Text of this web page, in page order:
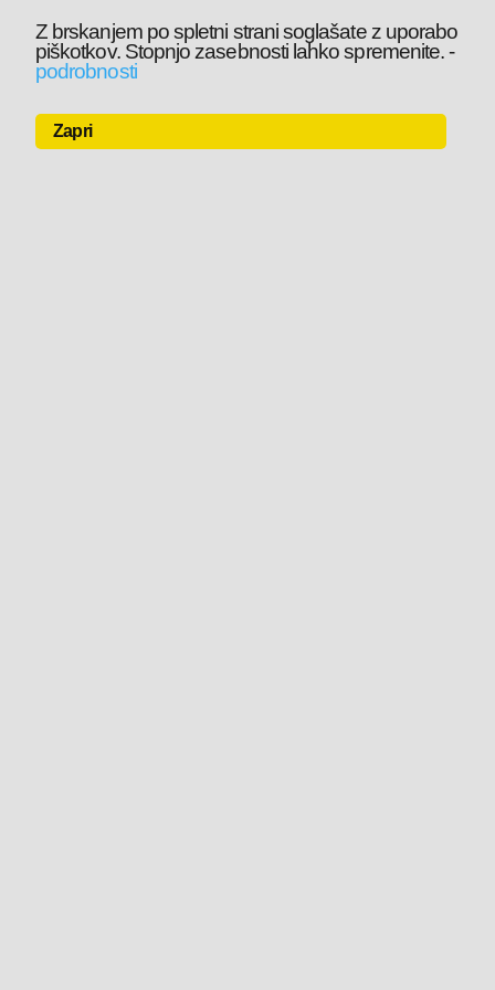
Z brskanjem po spletni strani soglašate z uporabo
piškotkov. Stopnjo zasebnosti lahko spremenite.-
podrobnosti
Zapri